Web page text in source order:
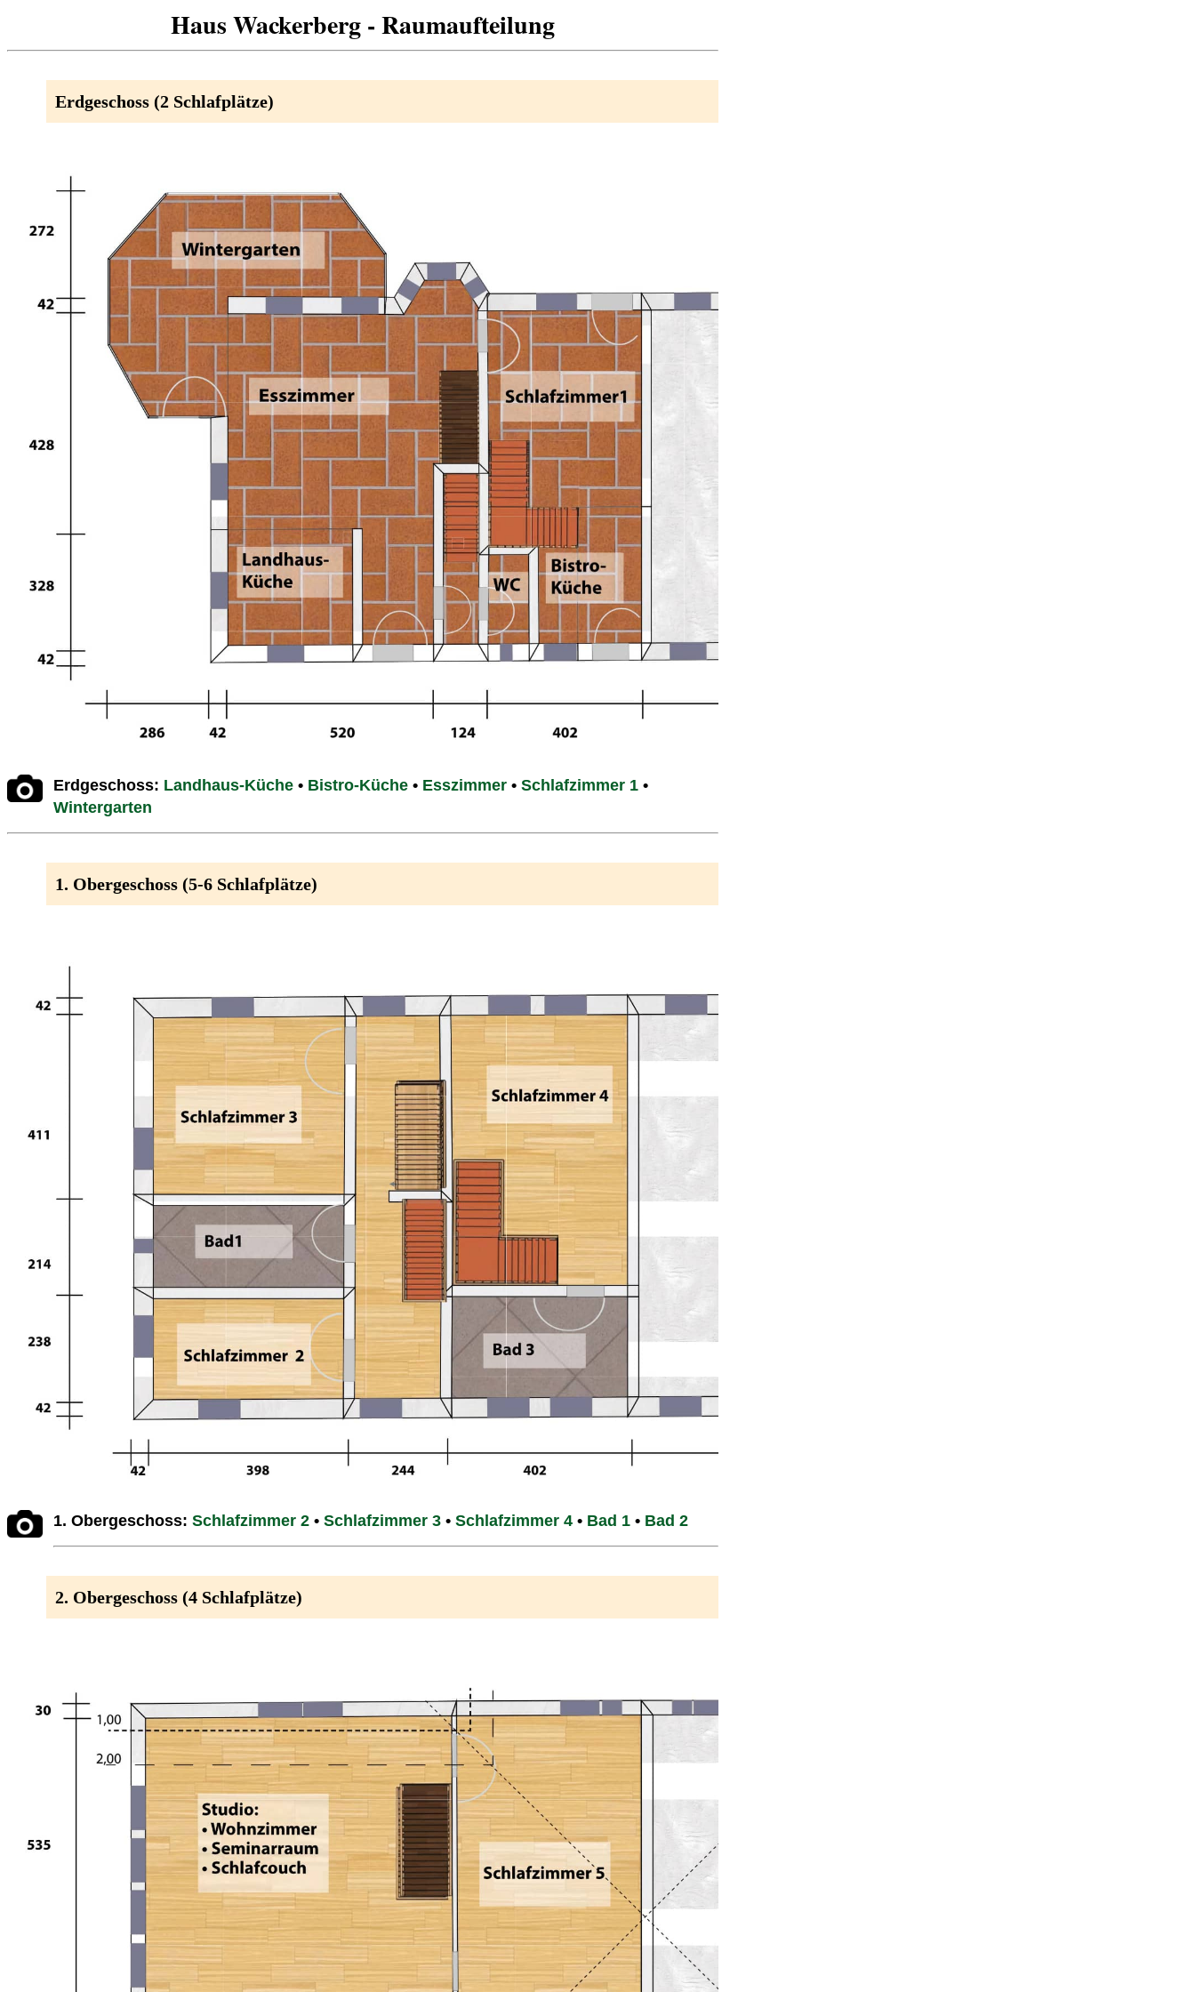
Haus Wackerberg - Raumaufteilung
Erdgeschoss (2 Schlafplätze)
Erdgeschoss: Landhaus-Küche • Bistro-Küche • Esszimmer • Schlafzimmer 1 •
Wintergarten
1. Obergeschoss (5-6 Schlafplätze)
1. Obergeschoss: Schlafzimmer 2 • Schlafzimmer 3 • Schlafzimmer 4 • Bad 1 • Bad 2
2. Obergeschoss (4 Schlafplätze)